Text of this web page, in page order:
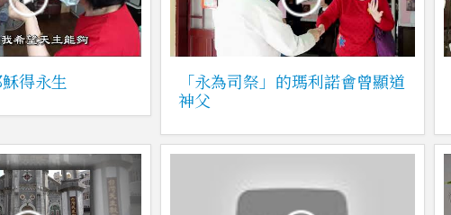
得永生
「永為司祭」的瑪利諾會曾顯道
神父